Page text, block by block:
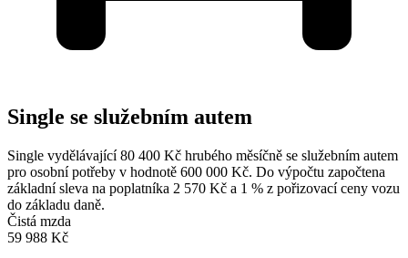
Single se služebním autem
Single vydělávající 80 400 Kč hrubého měsíčně se služebním autem
pro osobní potřeby v hodnotě 600 000 Kč. Do výpočtu započtena
základní sleva na poplatníka 2 570 Kč a 1 % z pořizovací ceny vozu
do základu daně.
Čistá mzda
59 988 Kč